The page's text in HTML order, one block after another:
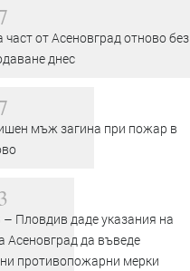
част от Асеновград отново без
днес
мъж загина при пожар в
Пловдив даде указания на
Асеновград да въведе
противопожарни мерки